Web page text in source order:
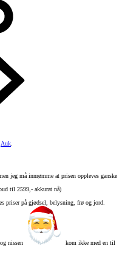
Auk
jeg må innrømme at prisen oppleves ganske
til 2599,- akkurat nå)
priser på gjødsel, belysning, frø og jord.
nissen kom ikke med en til